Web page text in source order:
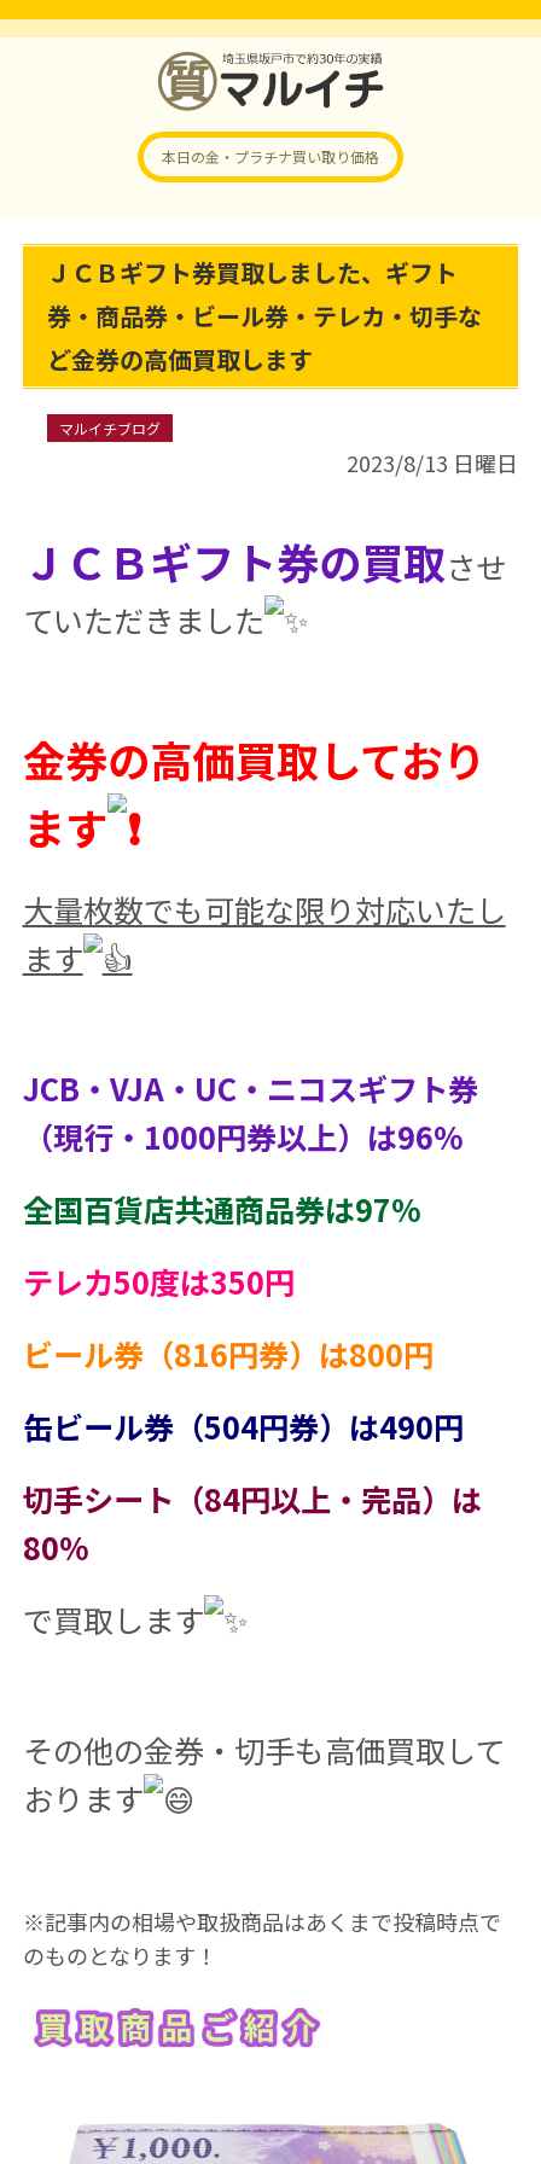
本日の金・プラチナ買い取り価格
ＪＣＢギフト券買取しました、ギフト
券・商品券・ビール券・テレカ・切手な
ど金券の高価買取します
マルイチブログ
2023/8/13 日曜日
ＪＣＢギフト券の買取させ
ていただきました
金券の高価買取しており
ます
大量枚数でも可能な限り対応いたし
ます
JCB・VJA・UC・ニコスギフト券
（現行・1000円券以上）は96%
全国百貨店共通商品券は97%
テレカ50度は350円
ビール券（816円券）は800円
缶ビール券（504円券）は490円
切手シート（84円以上・完品）は
80%
で買取します
その他の金券・切手も高価買取して
おります
※記事内の相場や取扱商品はあくまで投稿時点で
のものとなります！